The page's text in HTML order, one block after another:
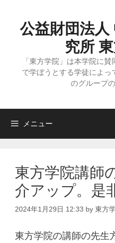
公益財団法人
究所
「東方学院」は本学院に
で学ぼうとする学徒によっ
のグループ
メニュー
東方学院講師
介アップ。是
2024年1月29日 12:33 by 東方
東方学院の講師の先生